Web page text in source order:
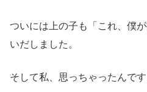
ついには上の子も「これ、僕
いだしました。
そして私、思っちゃったんです